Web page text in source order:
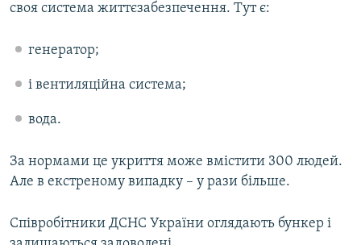
своя система життєзабезпечення. Тут є:
генератор;
і вентиляційна система;
вода.
За нормами це укриття може вмістити 300 людей.
Але в екстреному випадку – у рази більше.
Співробітники ДСНС України оглядають бункер і